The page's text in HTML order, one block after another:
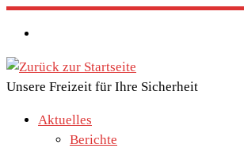
Zum
Inhalt
springen
Unsere Freizeit für Ihre Sicherheit
Aktuelles
Berichte